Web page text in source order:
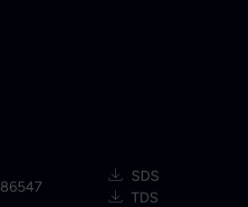
86547
SDS
TDS